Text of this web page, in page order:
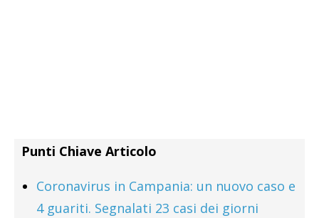
Punti Chiave Articolo
Coronavirus in Campania: un nuovo caso e
4 guariti. Segnalati 23 casi dei giorni